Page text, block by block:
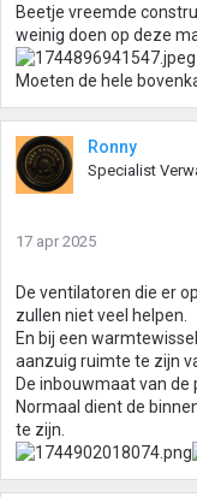
Beetje vreemde
weinig doen op deze
Moeten de hele
Ronny
Specialist
17 apr 2025
De ventilatoren die er
zullen niet veel helpen.
En bij een
aanzuig ruimte te zijn
De inbouwmaat van
Normaal dient de
te zijn.